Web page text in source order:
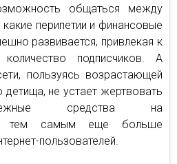
общаться между
перипетии и финансовые
развивается, привлекая к
подписчиков. А
пользуясь возрастающей
не устает жертвовать
средства на
тем самым еще больше
пользователей.